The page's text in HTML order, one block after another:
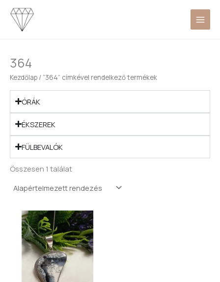
Skip
content
364
Kezdőlap / “364” címkével rendelkező termékek
ÓRÁK
ÉKSZEREK
FÜLBEVALÓK
Összesen 1 találat